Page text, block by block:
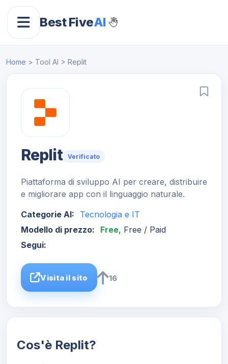
Best FiveAI
Home > Tool AI > Replit
Replit Verificato
Piattaforma di sviluppo AI per creare, distribuire
e migliorare app con il linguaggio naturale.
Categorie AI:
Tecnologia e IT
Modello di prezzo:
Free, Free / Paid
Segui:
Visita il sito 16
Cos'è Replit?